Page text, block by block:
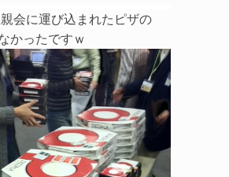
会に運び込まれたピザの
かったですｗ